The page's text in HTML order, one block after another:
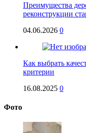
Преимущества
реконструкции
04.06.2026 0
Как выбрать
критерии
16.08.2025 0
Фото